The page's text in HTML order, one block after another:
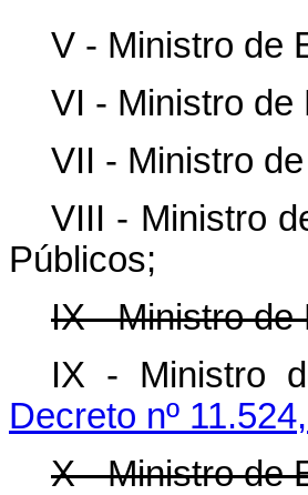
V - Ministro de
VI - Ministro de
VII - Ministro
VIII - Ministro
Públicos;
IX - Ministro de
IX - Ministro
Decreto nº
X - Ministro de